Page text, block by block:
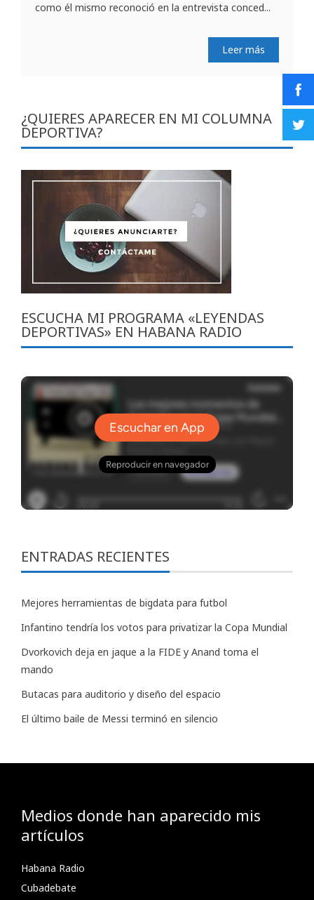
como él mismo reconoció en la entrevista conced...
Leer más
¿QUIERES APARECER EN MI COLUMNA
DEPORTIVA?
ESCUCHA MI PROGRAMA «LEYENDAS
DEPORTIVAS» EN HABANA RADIO
ENTRADAS RECIENTES
Mejores herramientas de bigdata para futbol
Infantino tendría los votos para privatizar la Copa Mundial
Dvorkovich deja en jaque a la FIDE y Anand toma el
mando
Butacas para auditorio y diseño del espacio
El último baile de Messi terminó en silencio
Medios donde han aparecido mis
artículos
Habana Radio
Cubadebate